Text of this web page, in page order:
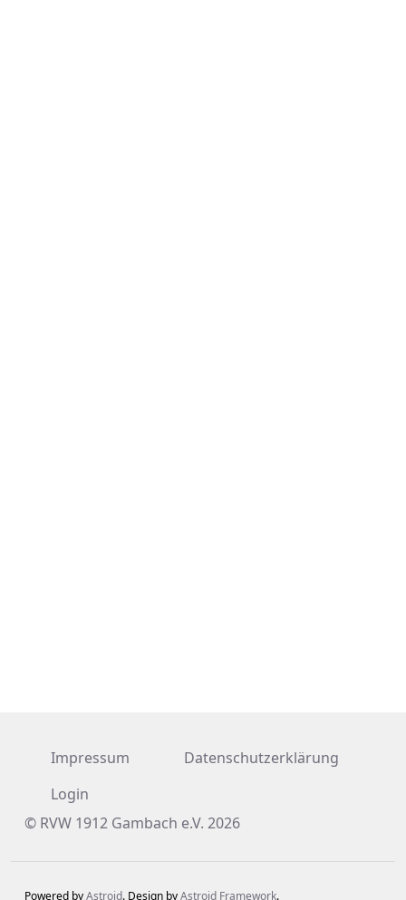
Impressum
Datenschutzerklärung
Login
© RVW 1912 Gambach e.V. 2026
Powered byAstroid. Design byAstroid Framework.